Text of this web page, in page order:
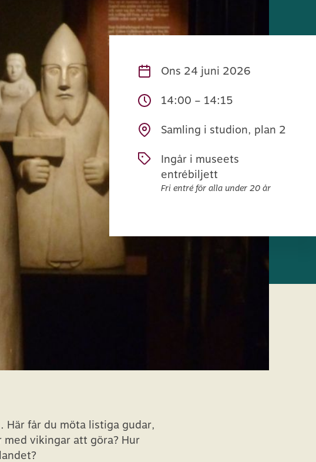
Ons 24 juni 2026
14:00 – 14:15
Samling i studion, plan 2
Ingår i museets
entrébiljett
Fri entré för alla under 20 år
Här får du möta listiga gudar,
med vikingar att göra? Hur